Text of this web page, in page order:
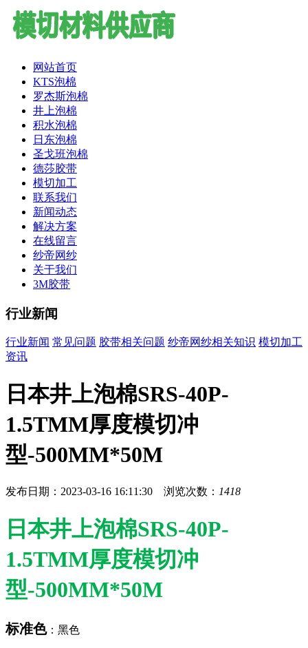
网站首页
KTS泡棉
罗杰斯泡棉
井上泡棉
积水泡棉
日东泡棉
圣戈班泡棉
德莎胶带
模切加工
联系我们
新闻动态
解决方案
在线留言
纱帝网纱
关于我们
3M胶带
行业新闻
行业新闻 常见问题 胶带相关问题 纱帝网纱相关知识 模切加工
资讯
日本井上泡棉SRS-40P-
1.5TMM厚度模切冲
型-500MM*50M
发布日期：2023-03-16 16:11:30 浏览次数： 1418
日本井上泡棉SRS-40P-
1.5TMM厚度模切冲
型-500MM*50M
标准色：黑色